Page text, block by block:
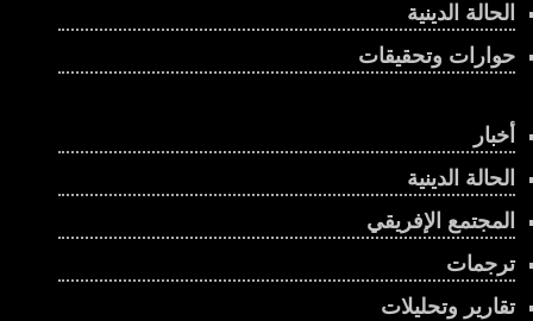
الحالة الدينية
حوارات وتحقيقات
أخبار
الحالة الدينية
المجتمع الإفريقي
ترجمات
تقارير وتحليلات